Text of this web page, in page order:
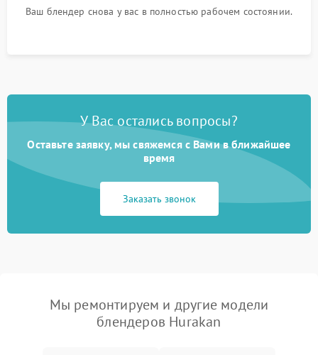
Ваш блендер снова у вас в полностью рабочем состоянии.
У Вас остались вопросы?
Оставьте заявку, мы свяжемся с Вами в ближайшее
время
Заказать звонок
Мы ремонтируем и другие модели
блендеров Hurakan